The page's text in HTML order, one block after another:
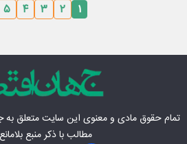
۱ ۲ ۳ ۴ ۵
تمام حقوق مادی‌ و معنوی این سایت متعلق به
مطالب با ذکر منبع